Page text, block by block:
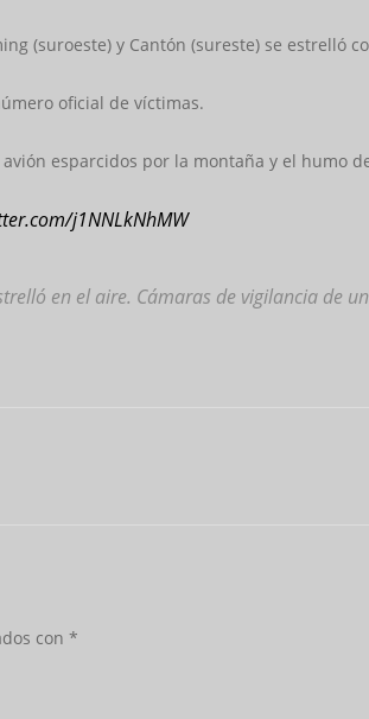
(suroeste) y Cantón (sureste) se estrelló
oficial de víctimas.
esparcidos por la montaña y el humo
j1NNLkNhMW
en el aire. Cámaras de vigilancia de
con *